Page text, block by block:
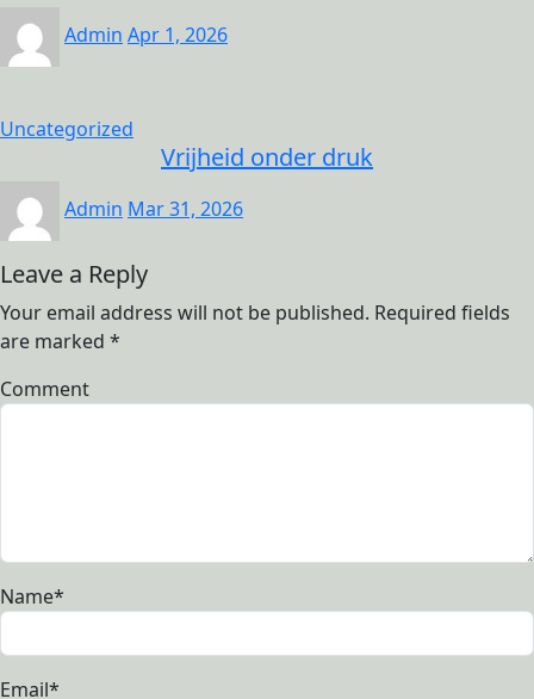
Admin Apr 1, 2026
Uncategorized
Vrijheid onder druk
Admin Mar 31, 2026
Leave a Reply
Your email address will not be published. Required fields
are marked *
Comment
Name*
Email*